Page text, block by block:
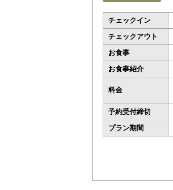
チェックイン
チェックアウト
お食事
お食事紹介
料金
予約受付締切
プラン期間